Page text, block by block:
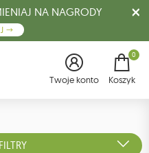
NA NAGRODY
Twoje konto
0
Koszyk